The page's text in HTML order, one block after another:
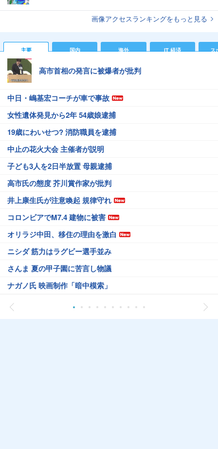
画像アクセスランキングをもっと見る
主要 国内 海外 IT 経済 ス
高市首相の発言に被爆者が批判
中日・嶋基宏コーチが車で事故
女性遺体発見から2年 54歳娘逮捕
19歳にわいせつ? 消防職員を逮捕
中止の花火大会 主催者が説明
子ども3人を2日半放置 母親逮捕
高市氏の態度 芥川賞作家が批判
井上康生氏が注意喚起 規律守れ
コロンビアでM7.4 建物に被害
オリラジ中田、移住の理由を激白
ニシダ 筋力はラグビー選手並み
さんま 夏の甲子園に苦言し物議
ナガノ氏 映画制作「暗中模索」